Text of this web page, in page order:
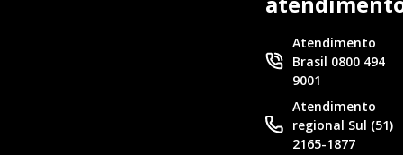
Atendimento
Brasil 0800 494
9001
Atendimento
regional Sul (51)
2165-1877